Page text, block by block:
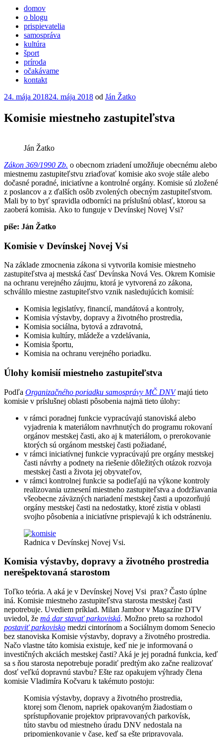
domov
o blogu
prispievatelia
samospráva
kultúra
šport
príroda
očakávame
kontakt
Publikované
24. mája 201824. mája 2018 od Ján Žatko
Komisie miestneho zastupiteľstva
Ján Žatko
Zákon 369/1990 Zb. o obecnom zriadení umožňuje obecnému alebo
miestnemu zastupiteľstvu zriaďovať komisie ako svoje stále alebo
dočasné poradné, iniciatívne a kontrolné orgány. Komisie sú zložené
z poslancov a z ďalších osôb zvolených obecným zastupiteľstvom.
Mali by to byť spravidla odborníci na príslušnú oblasť, ktorou sa
zaoberá komisia. Ako to funguje v Devínskej Novej Vsi?
píše: Ján Žatko
Komisie v Devínskej Novej Vsi
Na základe zmocnenia zákona si vytvorila komisie miestneho
zastupiteľstva aj mestská časť Devínska Nová Ves. Okrem Komisie
na ochranu verejného záujmu, ktorá je vytvorená zo zákona,
schválilo miestne zastupiteľstvo vznik nasledujúcich komisií:
Komisia legislatívy, financií, mandátová a kontroly,
Komisia výstavby, dopravy a životného prostredia,
Komisia sociálna, bytová a zdravotná,
Komisia kultúry, mládeže a vzdelávania,
Komisia športu,
Komisia na ochranu verejného poriadku.
Úlohy komisií miestneho zastupiteľstva
Podľa Organizačného poriadku samosprávy MČ DNVmajú tieto
komisie v príslušnej oblasti pôsobenia najmä tieto úlohy:
v rámci poradnej funkcie vypracúvajú stanoviská alebo
vyjadrenia k materiálom navrhnutých do programu rokovaní
orgánov mestskej časti, ako aj k materiálom, o prerokovanie
ktorých sú orgánom mestskej časti požiadané,
v rámci iniciatívnej funkcie vypracúvajú pre orgány mestskej
časti návrhy a podnety na riešenie dôležitých otázok rozvoja
mestskej časti a života jej obyvateľov,
v rámci kontrolnej funkcie sa podieľajú na výkone kontroly
realizovania uznesení miestneho zastupiteľstva a dodržiavania
všeobecne záväzných nariadení mestskej časti a upozorňujú
orgány mestskej časti na nedostatky, ktoré zistia v oblasti
svojho pôsobenia a iniciatívne prispievajú k ich odstráneniu.
Radnica v Devínskej Novej Vsi.
Komisia výstavby, dopravy a životného prostredia
nerešpektovaná starostom
Toľko teória. A aká je v Devínskej Novej Vsi prax? Často úplne
iná. Komisie miestneho zastupiteľstva starosta mestskej časti
nepotrebuje. Uvediem príklad. Milan Jambor v Magazíne DTV
uviedol, že má dar stavať parkoviská. Možno preto sa rozhodol
postaviť parkovisko medzi cintorínom a Sociálnym domom Senecio
bez stanoviska Komisie výstavby, dopravy a životného prostredia.
Načo vlastne táto komisia existuje, keď nie je informovaná o
investičných akciách mestskej časti? Aká je jej poradná funkcia, keď
sa s ňou starosta nepotrebuje poradiť predtým ako začne realizovať
dosť veľkú dopravnú stavbu? Ešte raz opakujem výhrady člena
komisie Vladimíra Kočvaru k takémuto postoju:
Komisia výstavby, dopravy a životného prostredia,
ktorej som členom, napriek opakovaným žiadostiam o
sprístupňovanie projektov pripravovaných parkovísk,
túto stavbu od miestneho úradu DNV nedostala na
pripomienkovanie v čase, keď sa ešte pripravovala.